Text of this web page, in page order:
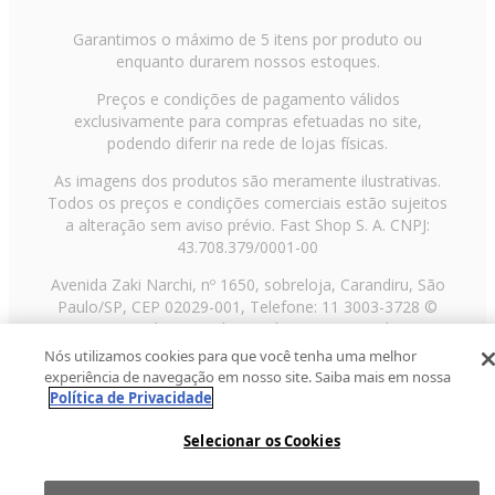
Garantimos o máximo de 5 itens por produto ou
enquanto durarem nossos estoques.
Preços e condições de pagamento válidos
exclusivamente para compras efetuadas no site,
podendo diferir na rede de lojas físicas.
As imagens dos produtos são meramente ilustrativas.
Todos os preços e condições comerciais estão sujeitos
a alteração sem aviso prévio. Fast Shop S. A. CNPJ:
43.708.379/0001-00
Avenida Zaki Narchi, nº 1650, sobreloja, Carandiru, São
Paulo/SP, CEP 02029-001, Telefone: 11 3003-3728 ©
2013 Fast Shop - Todos os direitos reservadosRF
Nós utilizamos cookies para que você tenha uma melhor
experiência de navegação em nosso site. Saiba mais em nossa
Política de Privacidade
Selecionar os Cookies